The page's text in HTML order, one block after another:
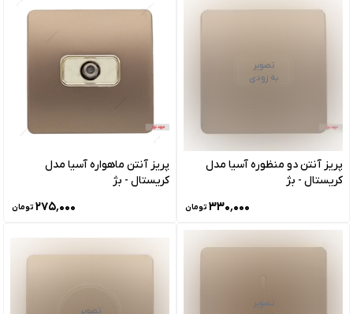
تصویر
به زودی
پریز آنتن دو منظوره آسیا مدل
کریستال - بژ
۳۳۰٬۰۰۰ تومان
پریز آنتن ماهواره آسیا مدل
کریستال - بژ
۲۷۵٬۰۰۰ تومان
تصویر
تصویر